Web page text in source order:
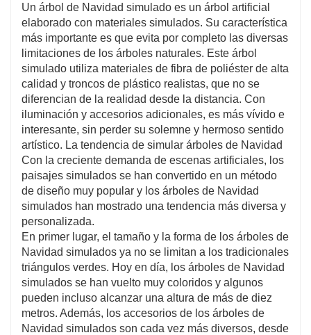
Un árbol de Navidad simulado es un árbol artificial
elaborado con materiales simulados. Su característica
más importante es que evita por completo las diversas
limitaciones de los árboles naturales. Este árbol
simulado utiliza materiales de fibra de poliéster de alta
calidad y troncos de plástico realistas, que no se
diferencian de la realidad desde la distancia. Con
iluminación y accesorios adicionales, es más vívido e
interesante, sin perder su solemne y hermoso sentido
artístico. La tendencia de simular árboles de Navidad
Con la creciente demanda de escenas artificiales, los
paisajes simulados se han convertido en un método
de diseño muy popular y los árboles de Navidad
simulados han mostrado una tendencia más diversa y
personalizada.
En primer lugar, el tamaño y la forma de los árboles de
Navidad simulados ya no se limitan a los tradicionales
triángulos verdes. Hoy en día, los árboles de Navidad
simulados se han vuelto muy coloridos y algunos
pueden incluso alcanzar una altura de más de diez
metros. Además, los accesorios de los árboles de
Navidad simulados son cada vez más diversos, desde